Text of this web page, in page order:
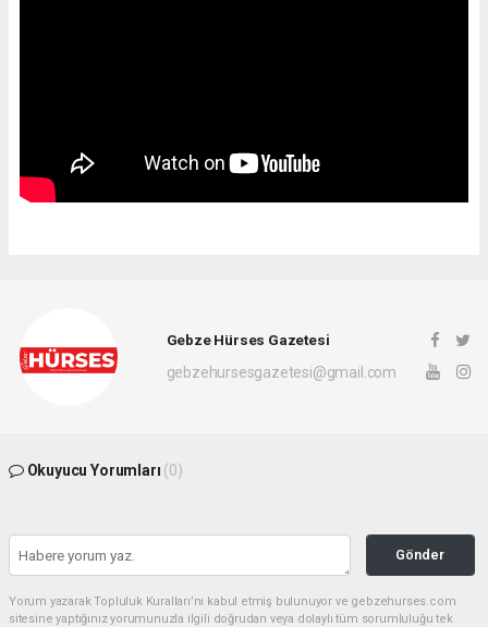
Gebze Hürses Gazetesi
gebzehursesgazetesi@gmail.com
Okuyucu Yorumları (0)
Gönder
Yorum yazarak Topluluk Kuralları’nı kabul etmiş bulunuyor ve gebzehurses.com
sitesine yaptığınız yorumunuzla ilgili doğrudan veya dolaylı tüm sorumluluğu tek